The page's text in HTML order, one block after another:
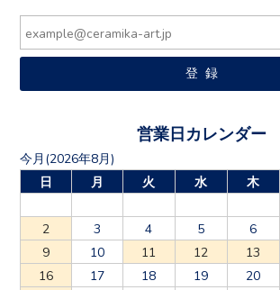
営業日カレンダー
今月(2026年8月)
日
月 火 水 木
2
3 4 5 6
9
10 11 12 13
16
17 18 19 20